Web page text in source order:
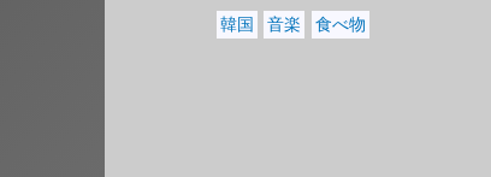
韓国 音楽 食べ物